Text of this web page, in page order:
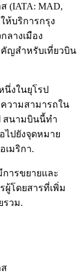
(IATA: MAD,
ห้บริการกรุง
ลางเมือง
ญสำหรับเที่ยวบิน
งในยุโรป
วามสามารถใน
สนามบินนี้ทำ
ไปยังจุดหมาย
เมริกา.
การขยายและ
ผู้โดยสารที่เพิ่ม
รวม.